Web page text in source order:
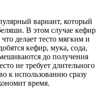
вариант, который
В этом случае кефир
делает тесто мягким и
кефир, мука, сода,
до получения
не требует длительного
к использованию сразу
время.